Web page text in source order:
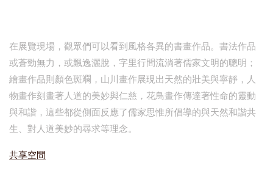
在展覽現場，觀眾們可以看到風格各異的書畫作品。書法作品
或蒼勁無力，或飄逸灑脫，字里行間流淌著儒家文明的聰明；
繪畫作品則顏色斑斕，山川畫作展現出天然的壯美與寧靜，人
物畫作刻畫著人道的美妙與仁慈，花鳥畫作傳達著性命的靈動
與和諧，這些都從側面反應了儒家思惟所倡導的與天然和諧共
生、對人道美妙的尋求等理念。
共享空間